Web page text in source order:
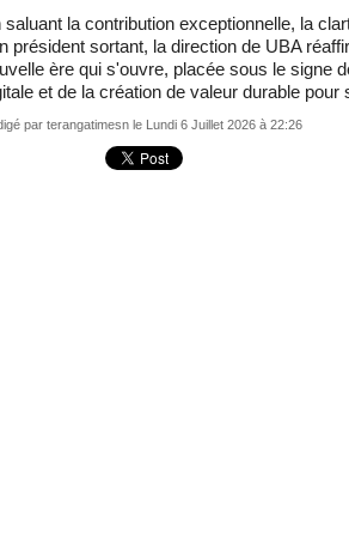
saluant la contribution exceptionnelle, la
président sortant, la direction de UBA
ère qui s'ouvre, placée sous le signe
et de la création de valeur durable
par terangatimesnle Lundi 6 Juillet 2026 à 22:26